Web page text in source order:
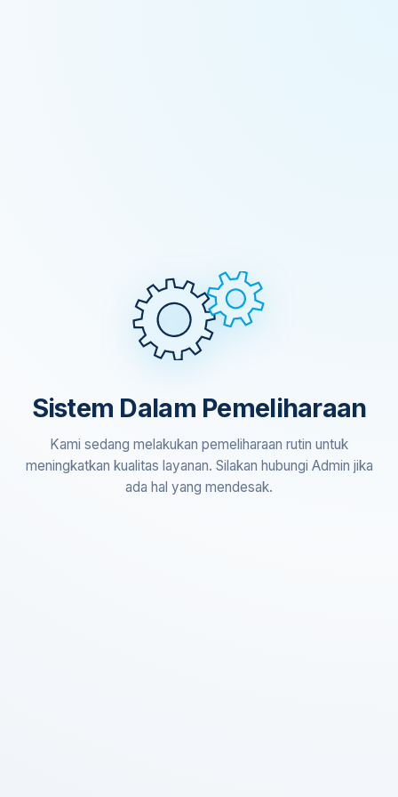
Sistem Dalam Pemeliharaan
Kami sedang melakukan pemeliharaan rutin untuk
meningkatkan kualitas layanan. Silakan hubungi Admin jika
ada hal yang mendesak.